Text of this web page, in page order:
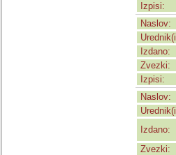
Izpisi:
Naslov:
Izdano:
Zvezki:
Izpisi:
Naslov:
Izdano:
Zvezki: